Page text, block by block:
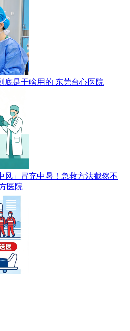
底是干啥用的 东莞台心医院
风」冒充中暑！急救方法截然不
医院